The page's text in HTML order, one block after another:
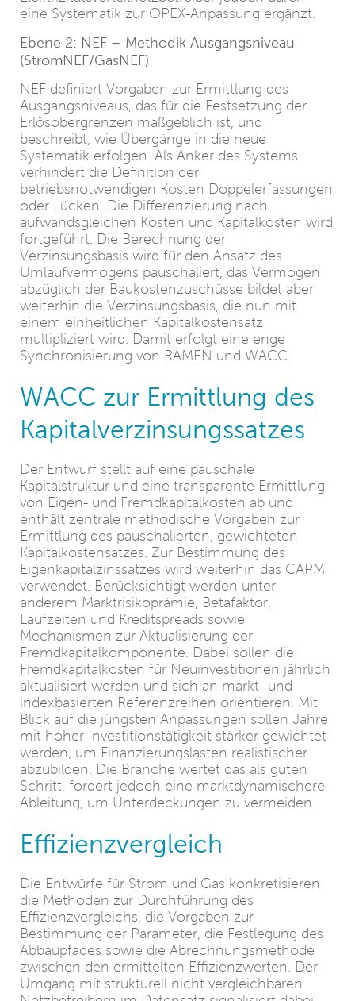
eine Systematik zur OPEX-Anpassung ergänzt.
Ebene 2: NEF – Methodik Ausgangsniveau
(StromNEF/GasNEF)
NEF definiert Vorgaben zur Ermittlung des
Ausgangsniveaus, das für die Festsetzung der
Erlösobergrenzen maßgeblich ist, und
beschreibt, wie Übergänge in die neue
Systematik erfolgen. Als Anker des Systems
verhindert die Definition der
betriebsnotwendigen Kosten Doppelerfassungen
oder Lücken. Die Differenzierung nach
aufwandsgleichen Kosten und Kapitalkosten wird
fortgeführt. Die Berechnung der
Verzinsungsbasis wird für den Ansatz des
Umlaufvermögens pauschaliert, das Vermögen
abzüglich der Baukostenzuschüsse bildet aber
weiterhin die Verzinsungsbasis, die nun mit
einem einheitlichen Kapitalkostensatz
multipliziert wird. Damit erfolgt eine enge
Synchronisierung von RAMEN und WACC.
WACC zur Ermittlung des
Kapitalverzinsungssatzes
Der Entwurf stellt auf eine pauschale
Kapitalstruktur und eine transparente Ermittlung
von Eigen‑ und Fremdkapitalkosten ab und
enthält zentrale methodische Vorgaben zur
Ermittlung des pauschalierten, gewichteten
Kapitalkostensatzes. Zur Bestimmung des
Eigenkapitalzinssatzes wird weiterhin das CAPM
verwendet. Berücksichtigt werden unter
anderem Marktrisikoprämie, Betafaktor,
Laufzeiten und Kreditspreads sowie
Mechanismen zur Aktualisierung der
Fremdkapitalkomponente. Dabei sollen die
Fremdkapitalkosten für Neuinvestitionen jährlich
aktualisiert werden und sich an markt- und
indexbasierten Referenzreihen orientieren. Mit
Blick auf die jüngsten Anpassungen sollen Jahre
mit hoher Investitionstätigkeit stärker gewichtet
werden, um Finanzierungslasten realistischer
abzubilden. Die Branche wertet das als guten
Schritt, fordert jedoch eine marktdynamischere
Ableitung, um Unterdeckungen zu vermeiden.
Effizienzvergleich
Die Entwürfe für Strom und Gas konkretisieren
die Methoden zur Durchführung des
Effizienzvergleichs, die Vorgaben zur
Bestimmung der Parameter, die Festlegung des
Abbaupfades sowie die Abrechnungsmethode
zwischen den ermittelten Effizienzwerten. Der
Umgang mit strukturell nicht vergleichbaren